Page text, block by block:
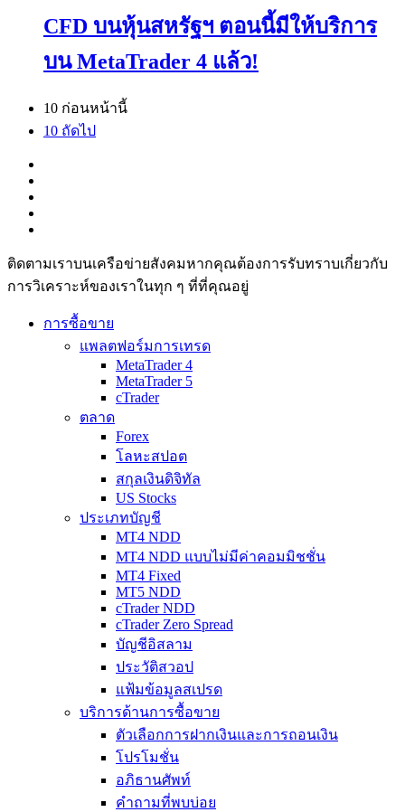
CFD บนหุ้นสหรัฐฯ ตอนนี้มีให้บริการ
บน MetaTrader 4 แล้ว!
10 ก่อนหน้านี้
10 ถัดไป
ติดตามเราบนเครือข่ายสังคมหากคุณต้องการรับทราบเกี่ยวกับ
การวิเ­คราะห์ของเราในทุก ๆ ที่ที่คุณอยู่
การซื้อขาย
แพลตฟอร์มการเทรด
MetaTrader 4
MetaTrader 5
cTrader
ตลาด
Forex
โลหะสปอต
สกุลเงินดิจิทัล
US Stocks
ประเภทบัญชี
MT4 NDD
MT4 NDD แบบไม่มีค่าคอมมิชชั่น
MT4 Fixed
MT5 NDD
cTrader NDD
cTrader Zero Spread
บัญชีอิสลาม
ประวัติสวอป
แฟ้มข้อมูลสเปรด
บริการด้านการซื้อขาย
ตัวเลือกการฝากเงินและการถอนเงิน
โปรโมชั่น
อภิธานศัพท์
คำถามที่พบบ่อย